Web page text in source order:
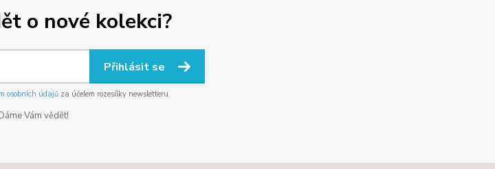
o nové kolekci?
Přihlásit se
osobních údajůza účelem rozesílky newsletteru.
Vám vědět!